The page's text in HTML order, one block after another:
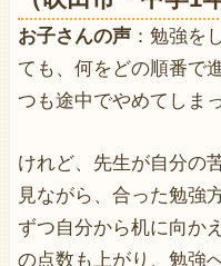
お子さんの声：勉強を
ても、何をどの順番で
つも途中でやめてしま
けれど、先生が自分の
見ながら、合った勉強
ずつ自分から机に向か
の点数も上がり、勉強